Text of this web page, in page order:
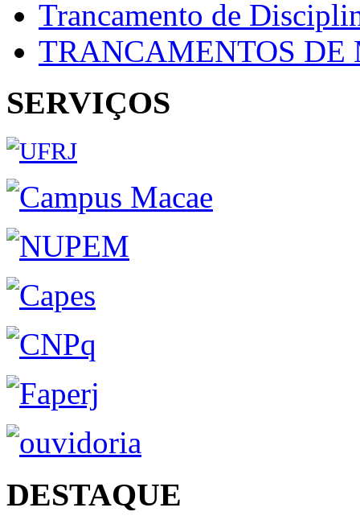
Trancamento de
TRANCAMENTOS
SERVIÇOS
DESTAQUE